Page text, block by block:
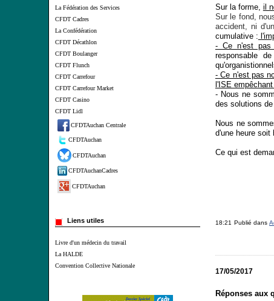
La Fédération des Services
CFDT Cadres
La Confédération
CFDT Décathlon
CFDT Boulanger
CFDT Flunch
CFDT Carrefour
CFDT Carrefour Market
CFDT Casino
CFDT Lidl
CFDTAuchan Centrale
CFDTAuchan
CFDTAuchan
CFDTAuchanCadres
CFDTAuchan
Liens utiles
Livre d'un médecin du travail
La HALDE
Convention Collective Nationale
Sur la forme, il
Sur le fond,
accident, ni
cumulative :
- Ce n'est pas
responsable
- Ce n'est pas
l'ISE
- Nous ne
des solutions
Nous ne
d'une heure soit
Ce qui est
18:21 Publié dans
17/05/2017
Réponses aux